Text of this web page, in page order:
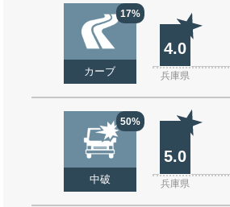
17%
カーブ
4.0
兵庫県
50%
中破
5.0
兵庫県